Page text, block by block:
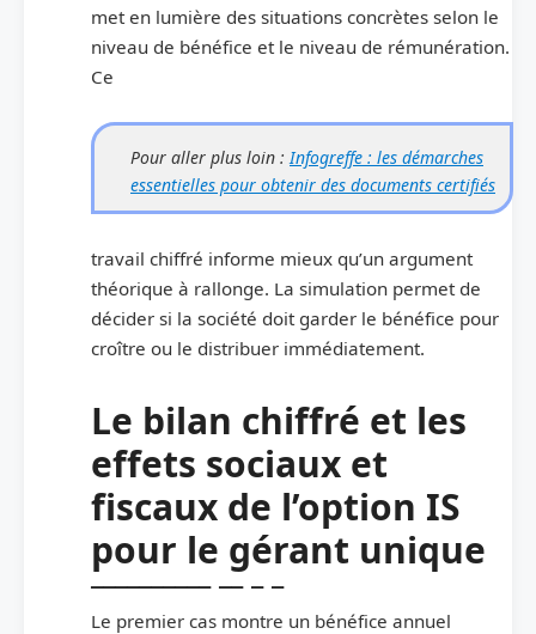
met en lumière des situations concrètes selon le
niveau de bénéfice et le niveau de rémunération.
Ce
Pour aller plus loin :Infogreffe : les démarches
essentielles pour obtenir des documents certifiés
travail chiffré informe mieux qu’un argument
théorique à rallonge. La simulation permet de
décider si la société doit garder le bénéfice pour
croître ou le distribuer immédiatement.
Le bilan chiffré et les
effets sociaux et
fiscaux de l’option IS
pour le gérant unique
Le premier cas montre un bénéfice annuel